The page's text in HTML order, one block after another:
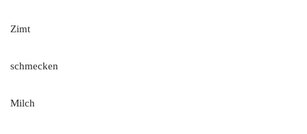
Zimt
schmecken
Milch